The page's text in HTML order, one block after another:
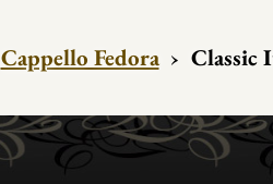
Cappello Fedora › Classic